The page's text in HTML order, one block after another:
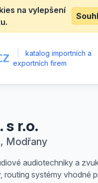
na vylepšení
katalog importních a
exportních firem
s r.o.
Modřany
audiotechniky a
routing systémy vhodné